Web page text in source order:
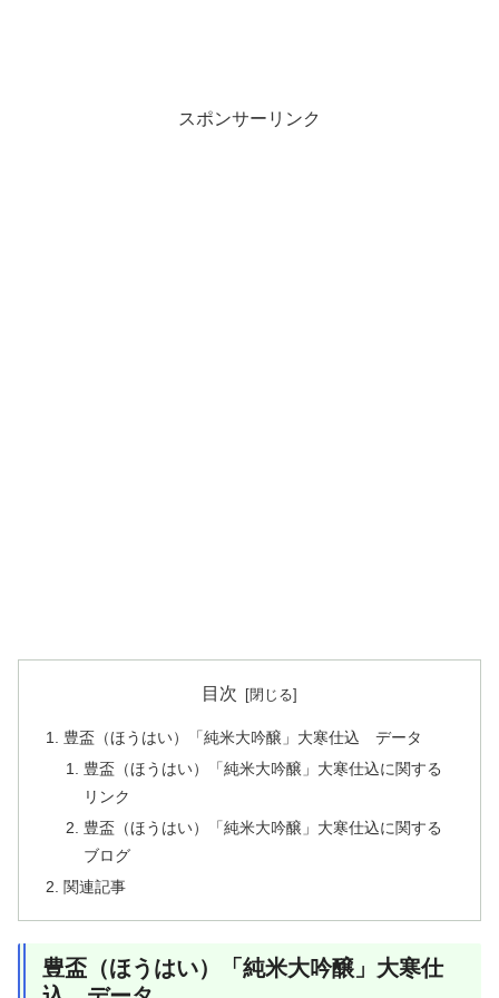
スポンサーリンク
目次
豊盃（ほうはい）「純米大吟醸」大寒仕込 データ
豊盃（ほうはい）「純米大吟醸」大寒仕込に関する
リンク
豊盃（ほうはい）「純米大吟醸」大寒仕込に関する
ブログ
関連記事
豊盃（ほうはい）「純米大吟醸」大寒仕